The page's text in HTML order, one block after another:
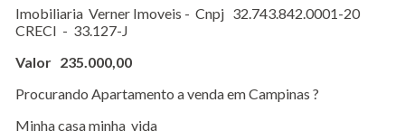
Imobiliaria Verner Imoveis - Cnpj 32.743.842.0001-20
CRECI - 33.127-J
Valor 235.000,00
Procurando Apartamento a venda em Campinas ?
Minha casa minha vida